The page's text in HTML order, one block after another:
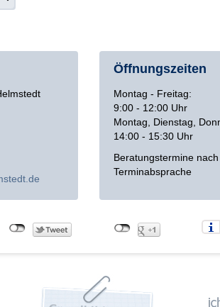
de
Öffnungszeiten
Montag - Freitag:
9:00 - 12:00 Uhr
Montag, Dienstag,
14:00 - 15:30 Uhr
Beratungstermine nach
Terminabsprache